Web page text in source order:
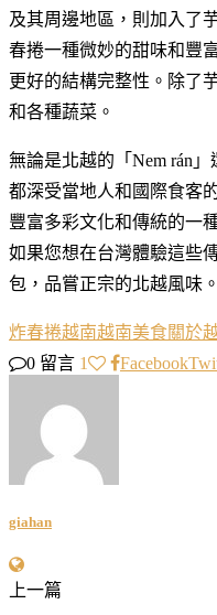
及其周邊地區，則加入了
春捲一種微妙的甜味和豐
更好的結構完整性。除了
和各種蔬菜。
無論是北越的「Nem rán
都深受當地人和國際食客
豐富多彩文化和傳統的一
如果您想在台灣體驗這些
包，品嘗正宗的北越風味。
炸春捲越南越南美食關於
0 留言 1 Facebook
giahan
上一篇